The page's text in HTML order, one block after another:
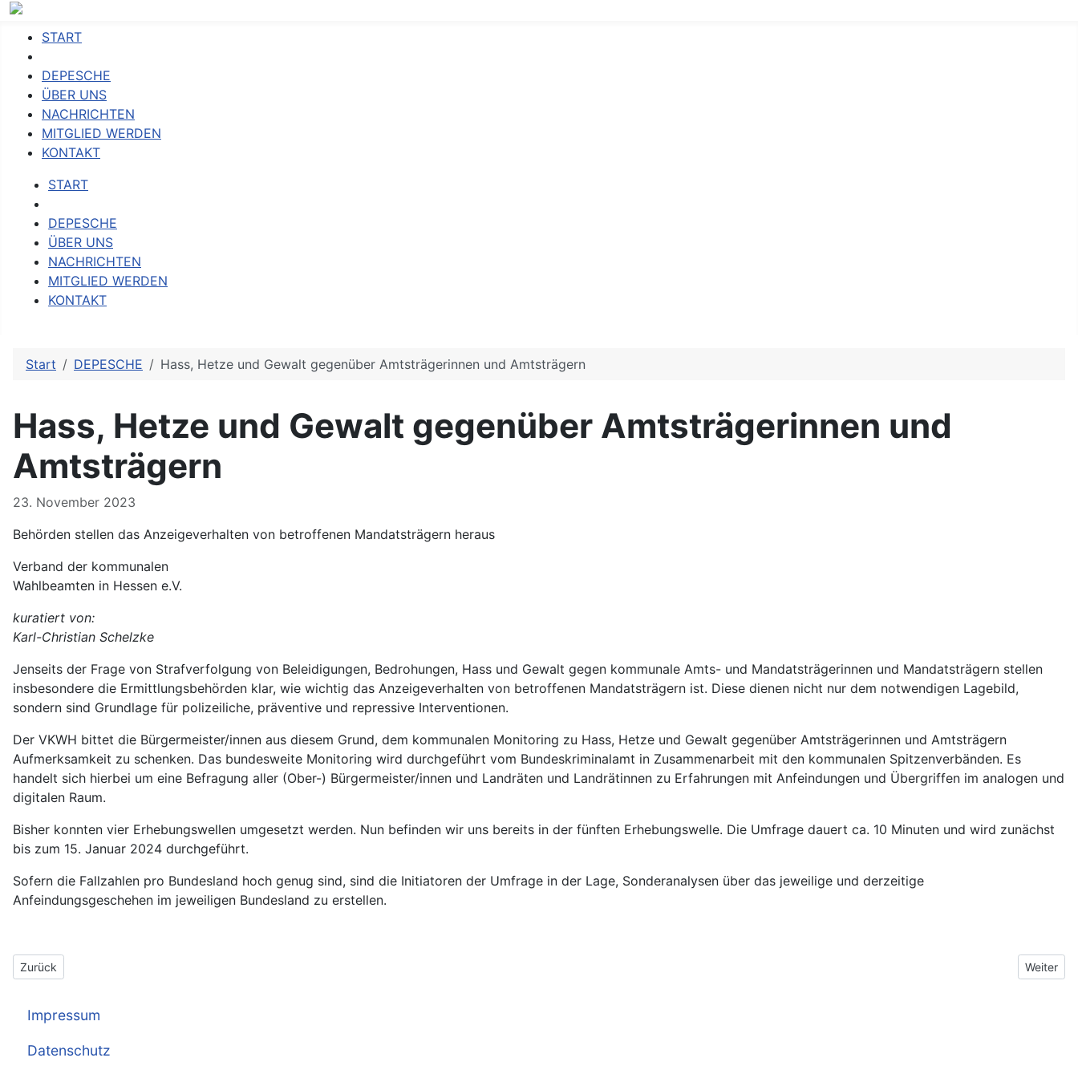
START
DEPESCHE
ÜBER UNS
NACHRICHTEN
MITGLIED WERDEN
KONTAKT
START
DEPESCHE
ÜBER UNS
NACHRICHTEN
MITGLIED WERDEN
KONTAKT
Start DEPESCHE Hass, Hetze und Gewalt gegenüber Amtsträgerinnen und Amtsträgern
Hass, Hetze und Gewalt gegenüber Amtsträgerinnen und
Amtsträgern
Details
23. November 2023
Behörden stellen das Anzeigeverhalten von betroffenen Mandatsträgern heraus
Verband der kommunalen
Wahlbeamten in Hessen e.V.
kuratiert von:
Karl-Christian Schelzke
Jenseits der Frage von Strafverfolgung von Beleidigungen, Bedrohungen, Hass und Gewalt gegen kommunale Amts- und Mandatsträgerinnen und Mandatsträgern stellen
insbesondere die Ermittlungsbehörden klar, wie wichtig das Anzeigeverhalten von betroffenen Mandatsträgern ist. Diese dienen nicht nur dem notwendigen Lagebild,
sondern sind Grundlage für polizeiliche, präventive und repressive Interventionen.
Der VKWH bittet die Bürgermeister/innen aus diesem Grund, dem kommunalen Monitoring zu Hass, Hetze und Gewalt gegenüber Amtsträgerinnen und Amtsträgern
Aufmerksamkeit zu schenken. Das bundesweite Monitoring wird durchgeführt vom Bundeskriminalamt in Zusammenarbeit mit den kommunalen Spitzenverbänden. Es
handelt sich hierbei um eine Befragung aller (Ober-) Bürgermeister/innen und Landräten und Landrätinnen zu Erfahrungen mit Anfeindungen und Übergriffen im analogen und
digitalen Raum.
Bisher konnten vier Erhebungswellen umgesetzt werden. Nun befinden wir uns bereits in der fünften Erhebungswelle. Die Umfrage dauert ca. 10 Minuten und wird zunächst
bis zum 15. Januar 2024 durchgeführt.
Sofern die Fallzahlen pro Bundesland hoch genug sind, sind die Initiatoren der Umfrage in der Lage, Sonderanalysen über das jeweilige und derzeitige
Anfeindungsgeschehen im jeweiligen Bundesland zu erstellen.
Vorheriger Beitrag: Der Amtsbonus
Zurück Nächster
Weiter
Impressum
Datenschutz